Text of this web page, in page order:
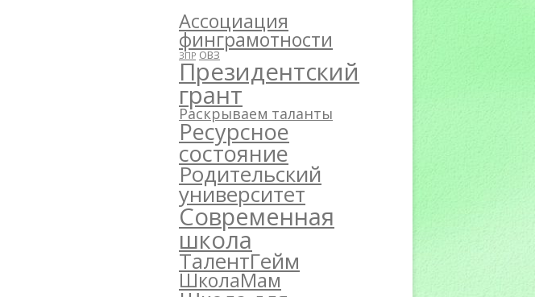
Ассоциация
финграмотности
ЗПР ОВЗ
Президентский
грант
Раскрываем таланты
Ресурсное
состояние
Родительский
университет
Современная
школа
ТалентГейм
ШколаМам